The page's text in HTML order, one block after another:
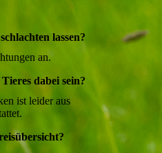
lassen?
an.
dabei sein?
ist leider aus